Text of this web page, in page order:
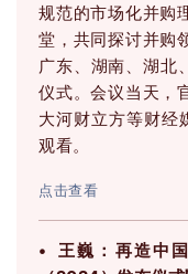
规范的市场化并购
堂，共同探讨并购
广东、湖南、湖北
仪式。会议当天，
大河财立方等财经
观看。
点击查看
• 王巍：再造中